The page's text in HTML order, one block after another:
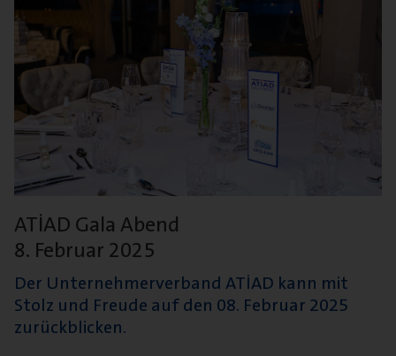
ATİAD Gala Abend
8. Februar 2025
Der Unternehmerverband ATİAD kann mit
Stolz und Freude auf den 08. Februar 2025
zurückblicken.